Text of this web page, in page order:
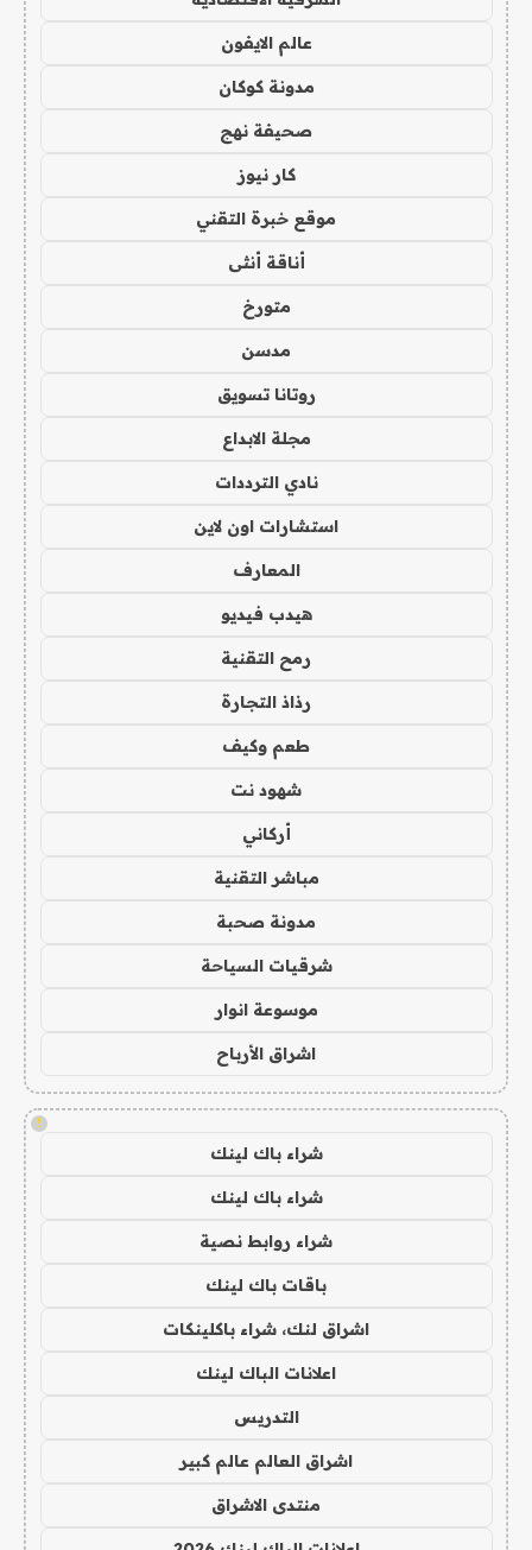
عالم الايفون
مدونة كوكان
صحيفة نهج
كار نيوز
موقع خبرة التقني
أناقة أنثى
متورخ
مدسن
روتانا تسويق
مجلة الابداع
نادي الترددات
استشارات اون لاين
المعارف
هيدب فيديو
رمح التقنية
رذاذ التجارة
طعم وكيف
شهود نت
أركاني
مباشر التقنية
مدونة صحبة
شرقيات السياحة
موسوعة انوار
اشراق الأرباح
!
شراء باك لينك
شراء باك لينك
شراء روابط نصية
باقات باك لينك
اشراق لنك، شراء باكلينكات
اعلانات الباك لينك
التدريس
اشراق العالم عالم كبير
منتدى الاشراق